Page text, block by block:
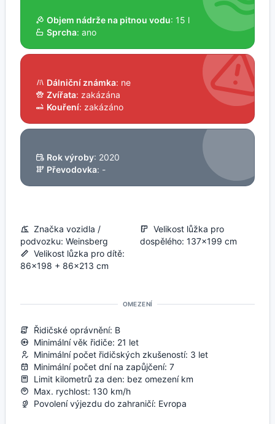
Objem nádrže na pitnou vodu: 15 l
Sprcha: ano
Dálniční známka: ne
Zvířata: zakázána
Kouření: zakázáno
Rok výroby: 2020
Převodovka: -
Značka vozidla /
podvozku: Weinsberg
Velikost lůžka pro
dospělého: 137x199 cm
Velikost lůzka pro dítě:
86x198 + 86x213 cm
OMEZENÍ
Řidičské oprávnění: B
Minimální věk řidiče: 21 let
Minimální počet řidičských zkušeností: 3 let
Minimální počet dní na zapůjčení: 7
Limit kilometrů za den: bez omezení km
Max. rychlost: 130 km/h
Povolení výjezdu do zahraničí: Evropa